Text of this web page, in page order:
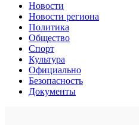
Новости
Новости региона
Политика
Общество
Спорт
Культура
Официально
Безопасность
Документы